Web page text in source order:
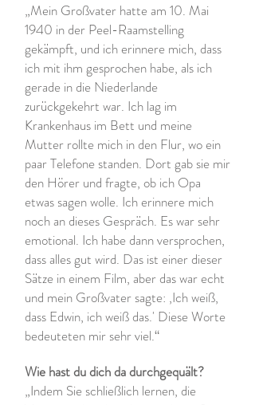
„Mein Großvater hatte am 10. Mai
1940 in der Peel-Raamstelling
gekämpft, und ich erinnere mich, dass
ich mit ihm gesprochen habe, als ich
gerade in die Niederlande
zurückgekehrt war. Ich lag im
Krankenhaus im Bett und meine
Mutter rollte mich in den Flur, wo ein
paar Telefone standen. Dort gab sie mir
den Hörer und fragte, ob ich Opa
etwas sagen wolle. Ich erinnere mich
noch an dieses Gespräch. Es war sehr
emotional. Ich habe dann versprochen,
dass alles gut wird. Das ist einer dieser
Sätze in einem Film, aber das war echt
und mein Großvater sagte: ‚Ich weiß,
dass Edwin, ich weiß das.' Diese Worte
bedeuteten mir sehr viel.“
Wie hast du dich da durchgequält?
„Indem Sie schließlich lernen, die